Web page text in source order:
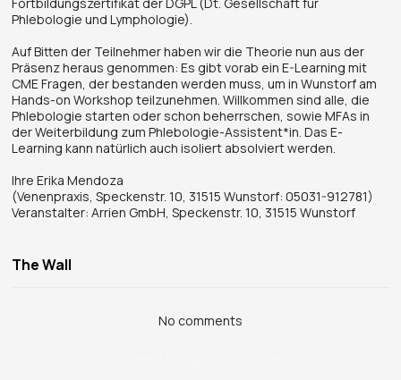
Phlebologie und Lymphologie).
Auf Bitten der Teilnehmer haben wir die Theorie nun aus der
Präsenz heraus genommen: Es gibt vorab ein E-Learning mit
CME Fragen, der bestanden werden muss, um in Wunstorf am
Hands-on Workshop teilzunehmen. Willkommen sind alle, die
Phlebologie starten oder schon beherrschen, sowie MFAs in
der Weiterbildung zum Phlebologie-Assistent*in. Das E-
Learning kann natürlich auch isoliert absolviert werden.
Ihre Erika Mendoza
(Venenpraxis, Speckenstr. 10, 31515 Wunstorf: 05031-912781)
Veranstalter: Arrien GmbH, Speckenstr. 10, 31515 Wunstorf
The Wall
No comments